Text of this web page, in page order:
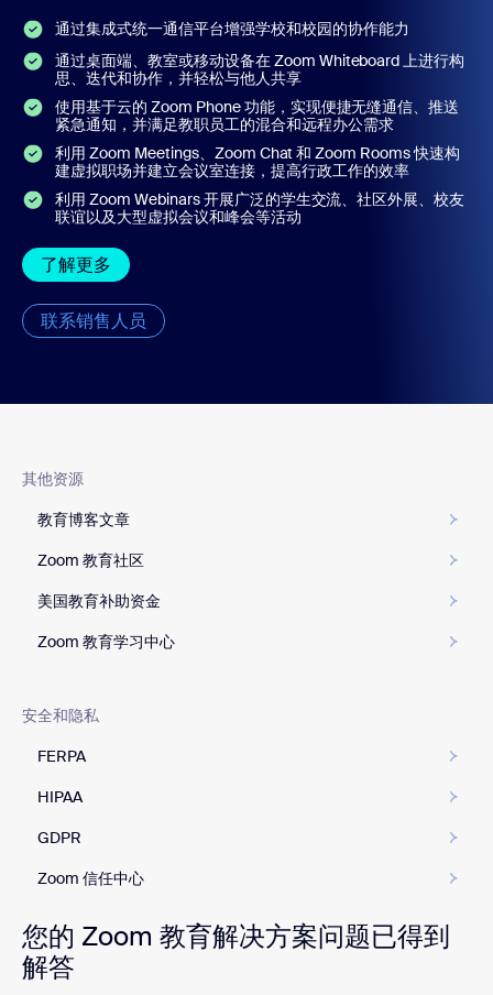
通过集成式统一通信平台增强学校和校园的协作能力
通过桌面端、教室或移动设备在 Zoom Whiteboard 上进行构
思、迭代和协作，并轻松与他人共享
使用基于云的 Zoom Phone 功能，实现便捷无缝通信、推送
紧急通知，并满足教职员工的混合和远程办公需求
利用 Zoom Meetings、Zoom Chat 和 Zoom Rooms 快速构
建虚拟职场并建立会议室连接，提高行政工作的效率
利用 Zoom Webinars 开展广泛的学生交流、社区外展、校友
联谊以及大型虚拟会议和峰会等活动
了解更多
联系销售人员
其他资源
教育博客文章
Zoom 教育社区
美国教育补助资金
Zoom 教育学习中心
安全和隐私
FERPA
HIPAA
GDPR
Zoom 信任中心
您的 Zoom 教育解决方案问题已得到
解答